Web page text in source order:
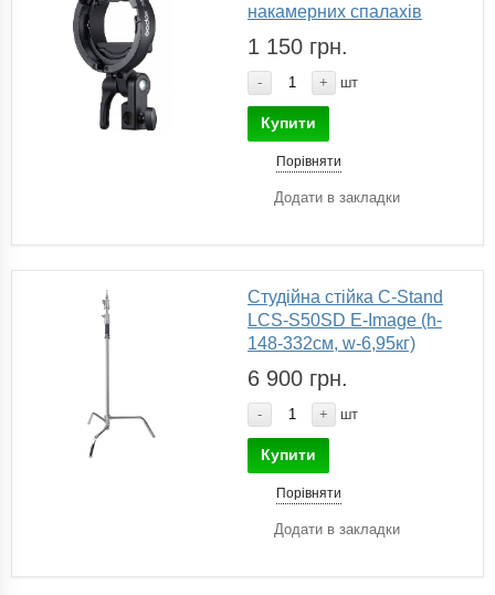
накамерних спалахів
1 150 грн.
- + шт
Купити
Порівняти
Додати в закладки
Студійна стійка C-Stand
LCS-S50SD E-Image (h-
148-332см, w-6,95кг)
6 900 грн.
- + шт
Купити
Порівняти
Додати в закладки